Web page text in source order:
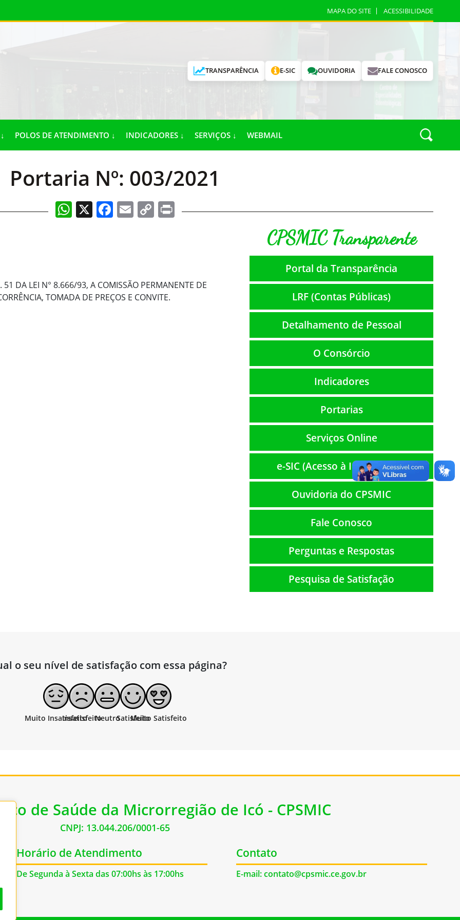
MAPA DO SITE ACESSIBILIDADE
TRANSPARÊNCIA E-SIC OUVIDORIA FALE CONOSCO
POLOS DE ATENDIMENTO ↓ INDICADORES ↓ SERVIÇOS ↓ WEBMAIL
Portaria Nº: 003/2021
WhatsApp
X Facebook
EmailCopyPrint
DA LEI N° 8.666/93, A COMISSÃO PERMANENTE DE
TOMADA DE PREÇOS E CONVITE.
CPSMIC Transparente
Portal da Transparência
LRF (Contas Públicas)
Detalhamento de Pessoal
O Consórcio
Indicadores
Portarias
Serviços Online
e-SIC (Acesso à Informação)
Ouvidoria do CPSMIC
Fale Conosco
Perguntas e Respostas
Pesquisa de Satisfação
o seu nível de satisfação com essa página?
de Saúde da Microrregião de Icó - CPSMIC
CNPJ: 13.044.206/0001-65
Horário de Atendimento
De Segunda à Sexta das 07:00hs às 17:00hs
Contato
E-mail: contato@cpsmic.ce.gov.br